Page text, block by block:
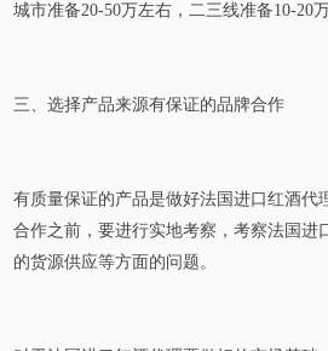
城市准备20-50万左右，二三线准备10-20万
三、选择产品来源有保证的品牌合作
有质量保证的产品是做好法国进口红酒
合作之前，要进行实地考察，考察法国
的货源供应等方面的问题。